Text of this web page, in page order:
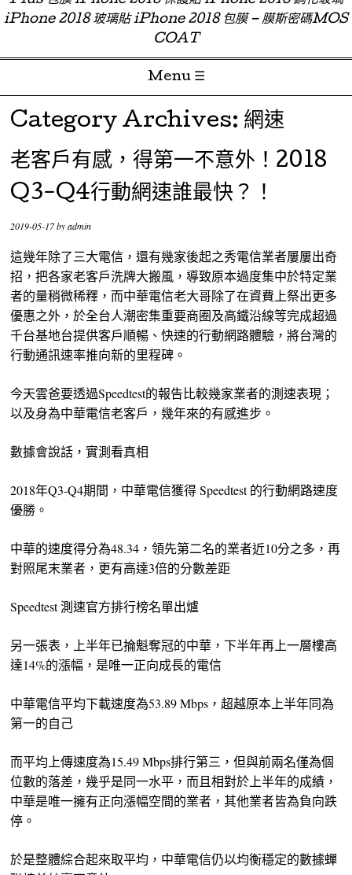
iPhone 2018 玻璃貼 iPhone 2018 包膜 – 膜斯密碼MOS
COAT
Menu ☰
Skip to content
Category Archives: 網速
老客戶有感，得第一不意外！2018
Q3-Q4行動網速誰最快？！
2019-05-17byadmin
這幾年除了三大電信，還有幾家後起之秀電信業者屢屢出奇
招，把各家老客戶洗牌大搬風，導致原本過度集中於特定業
者的量稍微稀釋，而中華電信老大哥除了在資費上祭出更多
優惠之外，於全台人潮密集重要商圈及高鐵沿線等完成超過
千台基地台提供客戶順暢、快速的行動網路體驗，將台灣的
行動通訊速率推向新的里程碑。
今天雲爸要透過Speedtest的報告比較幾家業者的測速表現；
以及身為中華電信老客戶，幾年來的有感進步。
數據會說話，實測看真相
2018年Q3-Q4期間，中華電信獲得 Speedtest 的行動網路速度
優勝。
中華的速度得分為48.34，領先第二名的業者近10分之多，再
對照尾末業者，更有高達3倍的分數差距
Speedtest 測速官方排行榜名單出爐
另一張表，上半年已掄魁奪冠的中華，下半年再上一層樓高
達14%的漲幅，是唯一正向成長的電信
中華電信平均下載速度為53.89 Mbps，超越原本上半年同為
第一的自己
而平均上傳速度為15.49 Mbps排行第三，但與前兩名僅為個
位數的落差，幾乎是同一水平，而且相對於上半年的成績，
中華是唯一擁有正向漲幅空間的業者，其他業者皆為負向跌
停。
於是整體綜合起來取平均，中華電信仍以均衡穩定的數據蟬